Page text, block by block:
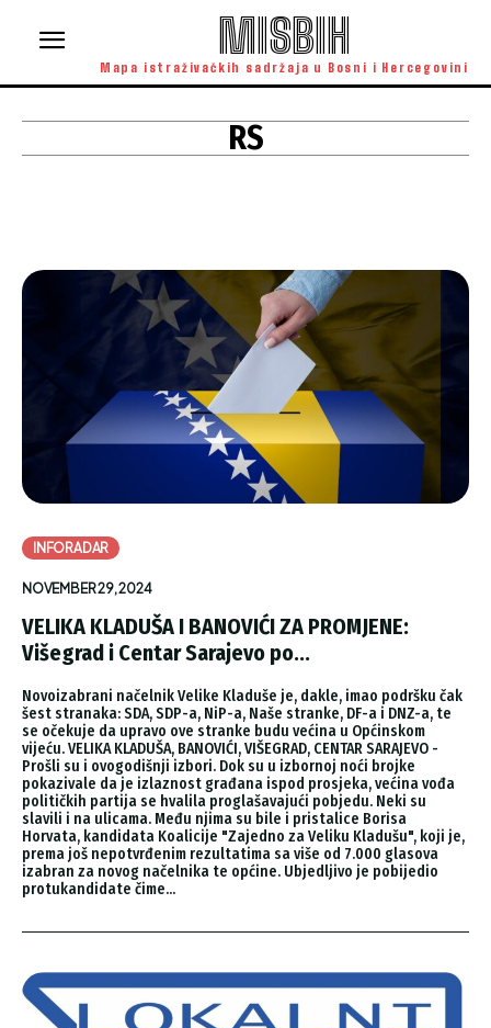
MISBIH
Mapa istraživačkih sadržaja u Bosni i Hercegovini
RS
INFORADAR
NOVEMBER 29, 2024
VELIKA KLADUŠA I BANOVIĆI ZA PROMJENE:
Višegrad i Centar Sarajevo po...
Novoizabrani načelnik Velike Kladuše je, dakle, imao podršku čak
šest stranaka: SDA, SDP-a, NiP-a, Naše stranke, DF-a i DNZ-a, te
se očekuje da upravo ove stranke budu većina u Općinskom
vijeću. VELIKA KLADUŠA, BANOVIĆI, VIŠEGRAD, CENTAR SARAJEVO -
Prošli su i ovogodišnji izbori. Dok su u izbornoj noći brojke
pokazivale da je izlaznost građana ispod prosjeka, većina vođa
političkih partija se hvalila proglašavajući pobjedu. Neki su
slavili i na ulicama. Među njima su bile i pristalice Borisa
Horvata, kandidata Koalicije "Zajedno za Veliku Kladušu", koji je,
prema još nepotvrđenim rezultatima sa više od 7.000 glasova
izabran za novog načelnika te općine. Ubjedljivo je pobijedio
protukandidate čime...